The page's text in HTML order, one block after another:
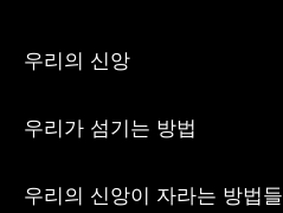
우리의 신앙
우리가 섬기는 방법
우리의 신앙이 자라는 방법들